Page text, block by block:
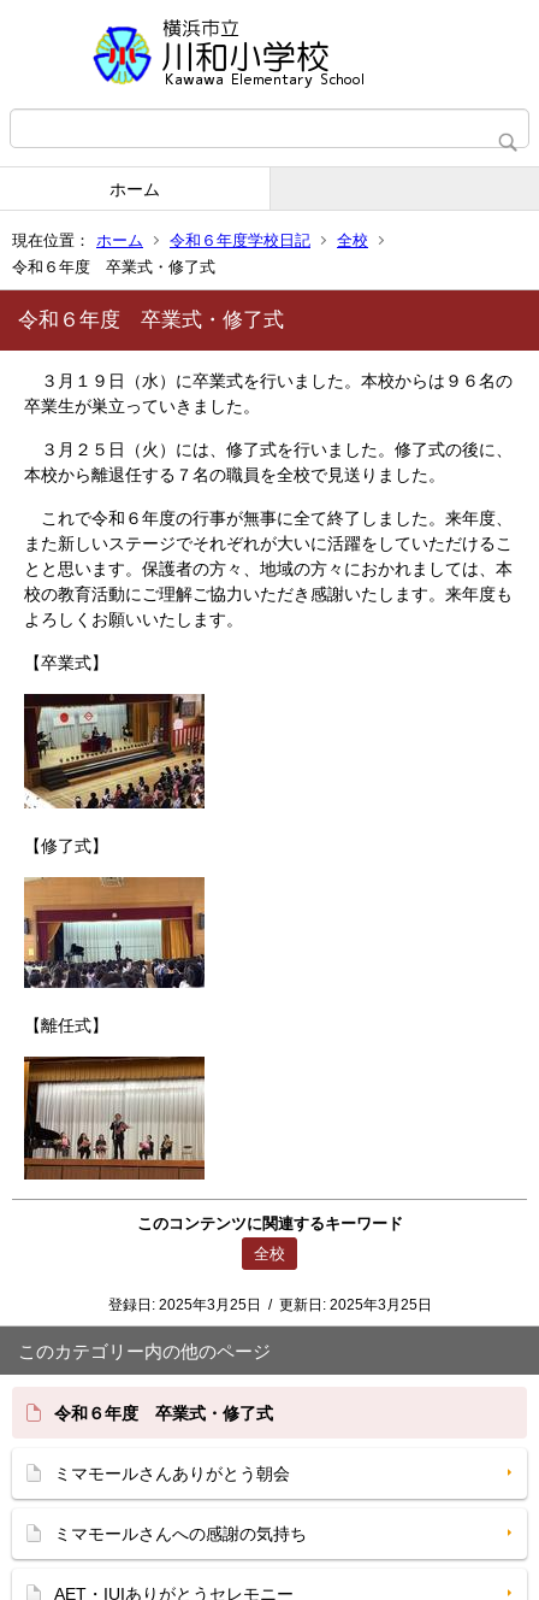
ホーム
現在位置： ホーム 令和６年度学校日記
全校
令和６年度 卒業式・修了式
令和６年度 卒業式・修了式
３月１９日（水）に卒業式を行いました。本校からは９６名の
卒業生が巣立っていきました。
３月２５日（火）には、修了式を行いました。修了式の後に、
本校から離退任する７名の職員を全校で見送りました。
これで令和６年度の行事が無事に全て終了しました。来年度、
また新しいステージでそれぞれが大いに活躍をしていただけるこ
とと思います。保護者の方々、地域の方々におかれましては、本
校の教育活動にご理解ご協力いただき感謝いたします。来年度も
よろしくお願いいたします。
【卒業式】
【修了式】
【離任式】
このコンテンツに関連するキーワード
全校
登録日: 2025年3月25日 / 更新日: 2025年3月25日
このカテゴリー内の他のページ
令和６年度 卒業式・修了式
ミマモールさんありがとう朝会
ミマモールさんへの感謝の気持ち
AET・IUIありがとうセレモニー